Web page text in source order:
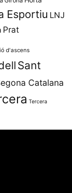
Esportiu LNJ
Prat
d'ascens
Sant
Catalana
Tercera